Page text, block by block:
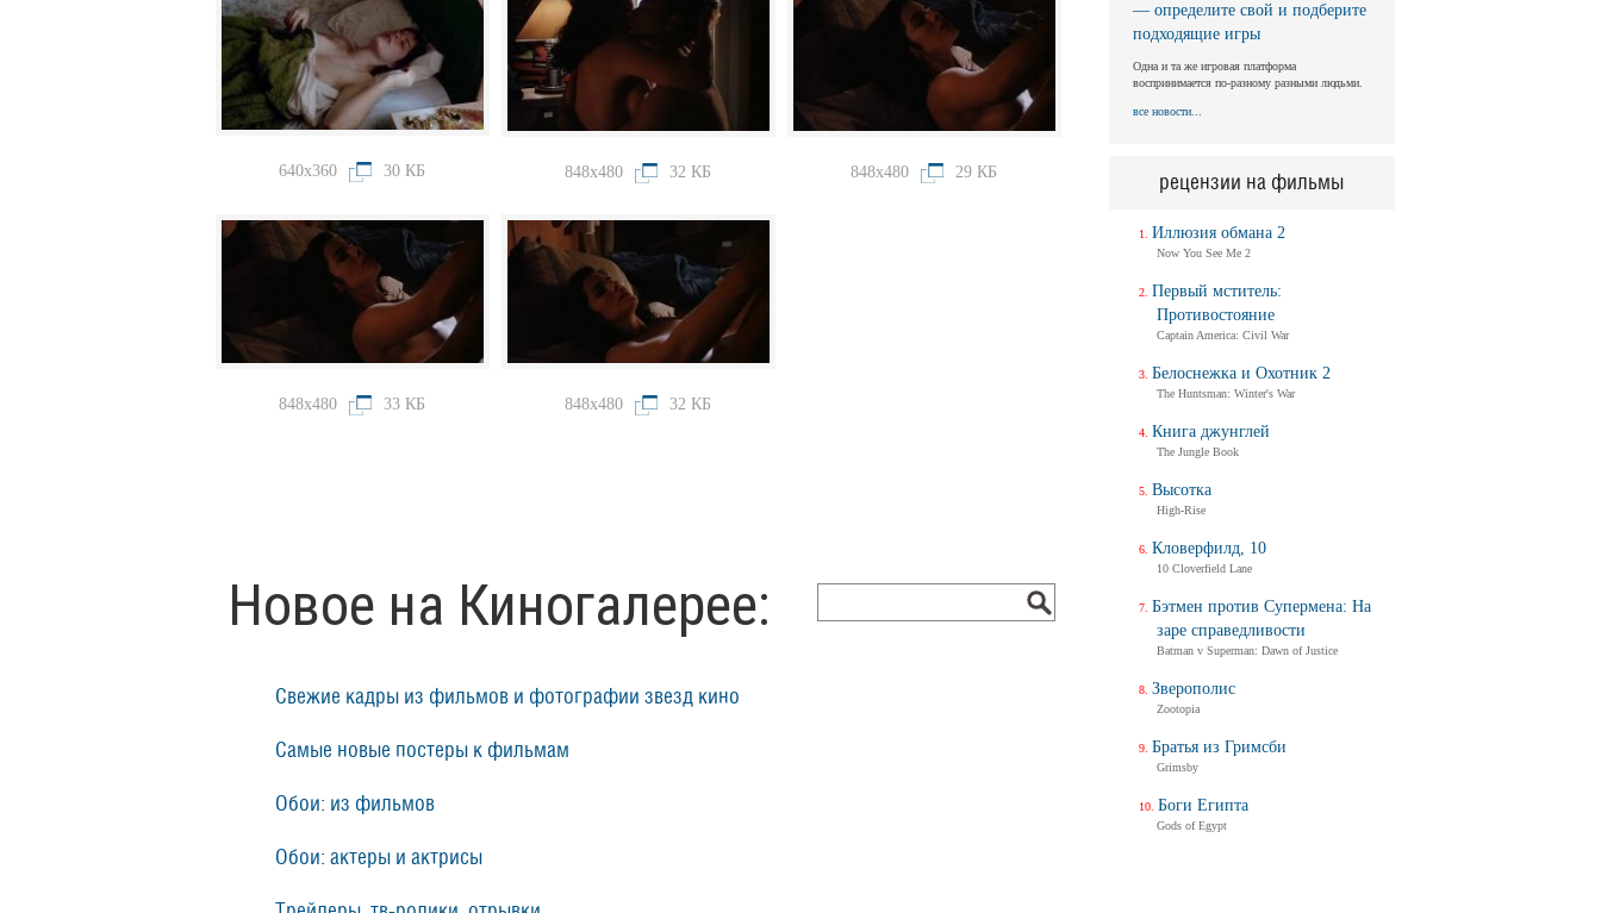
640x360 30 КБ 848x480 32 КБ 848x480 29 КБ
848x480 33 КБ 848x480 32 КБ
Новое на Киногалерее:
Свежие кадры из фильмов и фотографии звезд кино
Самые новые постеры к фильмам
Обои: из фильмов
Обои: актеры и актрисы
— определите свой и подберите
подходящие игры
Одна и та же игровая платформа
воспринимается по-разному разными людьми.
все новости...
рецензии на фильмы
Иллюзия обмана 2
Now You See Me 2
Первый мститель:
Противостояние
Captain America: Civil War
Белоснежка и Охотник 2
The Huntsman: Winter's War
Книга джунглей
The Jungle Book
Высотка
High-Rise
Кловерфилд, 10
10 Cloverfield Lane
Бэтмен против Супермена: На
заре справедливости
Batman v Superman: Dawn of Justice
Зверополис
Zootopia
Братья из Гримсби
Grimsby
Боги Египта
Gods of Egypt